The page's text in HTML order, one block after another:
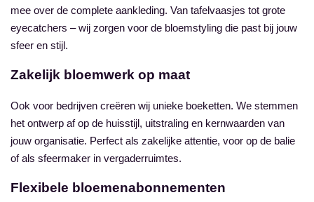
mee over de complete aankleding. Van tafelvaasjes tot grote
eyecatchers – wij zorgen voor de bloemstyling die past bij jouw
sfeer en stijl.
Zakelijk bloemwerk op maat
Ook voor bedrijven creëren wij unieke boeketten. We stemmen
het ontwerp af op de huisstijl, uitstraling en kernwaarden van
jouw organisatie. Perfect als zakelijke attentie, voor op de balie
of als sfeermaker in vergaderruimtes.
Flexibele bloemenabonnementen